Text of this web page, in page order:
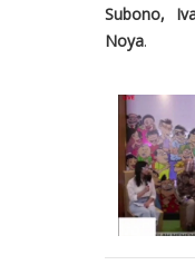
Subono,
Noya.